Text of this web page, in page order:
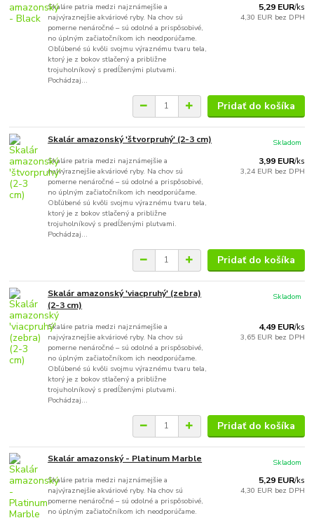
Skaláre patria medzi najznámejšie a
najvýraznejšie akváriové ryby. Na chov sú
pomerne nenáročné – sú odolné a prispôsobivé,
no úplným začiatočníkom ich neodporúčame.
Obľúbené sú kvôli svojmu výraznému tvaru tela,
ktorý je z bokov stlačený a približne
trojuholníkový s predĺženými plutvami.
Pochádzaj...
5,29 EUR/ks
4,30 EUR bez DPH
Pridať do košíka
Skalár amazonský 'štvorpruhý' (2-3 cm)
Skaláre patria medzi najznámejšie a
najvýraznejšie akváriové ryby. Na chov sú
pomerne nenáročné – sú odolné a prispôsobivé,
no úplným začiatočníkom ich neodporúčame.
Obľúbené sú kvôli svojmu výraznému tvaru tela,
ktorý je z bokov stlačený a približne
trojuholníkový s predĺženými plutvami.
Pochádzaj...
3,99 EUR/ks
3,24 EUR bez DPH
Skladom
Pridať do košíka
Skalár amazonský 'viacpruhý' (zebra)
(2-3 cm)
Skaláre patria medzi najznámejšie a
najvýraznejšie akváriové ryby. Na chov sú
pomerne nenáročné – sú odolné a prispôsobivé,
no úplným začiatočníkom ich neodporúčame.
Obľúbené sú kvôli svojmu výraznému tvaru tela,
ktorý je z bokov stlačený a približne
trojuholníkový s predĺženými plutvami.
Pochádzaj...
4,49 EUR/ks
3,65 EUR bez DPH
Skladom
Pridať do košíka
Skalár amazonský - Platinum Marble
Skaláre patria medzi najznámejšie a
najvýraznejšie akváriové ryby. Na chov sú
pomerne nenáročné – sú odolné a prispôsobivé,
no úplným začiatočníkom ich neodporúčame.
5,29 EUR/ks
4,30 EUR bez DPH
Skladom